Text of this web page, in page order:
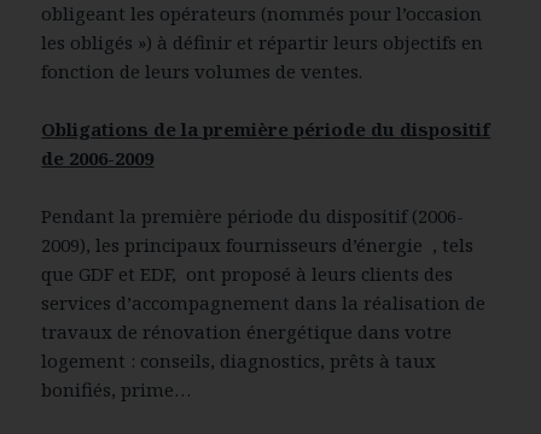
obligeant les opérateurs (nommés pour l’occasion
les obligés ») à définir et répartir leurs objectifs en
fonction de leurs volumes de ventes.
Obligations de la première période du dispositif
de 2006-2009
Pendant la première période du dispositif (2006-
2009), les principaux fournisseurs d’énergie , tels
que GDF et EDF, ont proposé à leurs clients des
services d’accompagnement dans la réalisation de
travaux de rénovation énergétique dans votre
logement : conseils, diagnostics, prêts à taux
bonifiés, prime…